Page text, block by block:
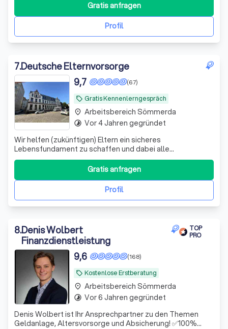
Profil
Gratis anfragen
7.Deutsche Elternvorsorge
local_offer Gratis Kennenlerngespräch
(67)
9,7
Wir helfen (zukünftigen) Eltern ein sicheres
Lebensfundament zu schaffen und dabei alle
Steuervorteile zu nutzen, die dir zustehen.
Profil
Gratis anfragen
place Arbeitsbereich Sömmerda
timelapse Vor 4 Jahren gegründet
8.Denis Wolbert
Finanzdienstleistung
TOP
PRO
local_offer Kostenlose Erstberatung
(168)
9,6
Denis Wolbert ist Ihr Ansprechpartner zu den Themen
Geldanlage, Altersvorsorge und Absicherung! ✅100%
place Arbeitsbereich Sömmerda
timelapse Vor 6 Jahren gegründet